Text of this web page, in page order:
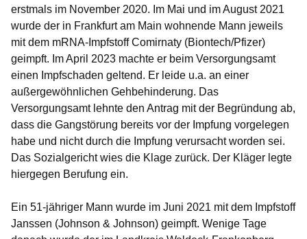
erstmals im November 2020. Im Mai und im August 2021
wurde der in Frankfurt am Main wohnende Mann jeweils
mit dem mRNA-Impfstoff Comirnaty (Biontech/Pfizer)
geimpft. Im April 2023 machte er beim Versorgungsamt
einen Impfschaden geltend. Er leide u.a. an einer
außergewöhnlichen Gehbehinderung. Das
Versorgungsamt lehnte den Antrag mit der Begründung ab,
dass die Gangstörung bereits vor der Impfung vorgelegen
habe und nicht durch die Impfung verursacht worden sei.
Das Sozialgericht wies die Klage zurück. Der Kläger legte
hiergegen Berufung ein.
Ein 51-jähriger Mann wurde im Juni 2021 mit dem Impfstoff
Janssen (Johnson & Johnson) geimpft. Wenige Tage